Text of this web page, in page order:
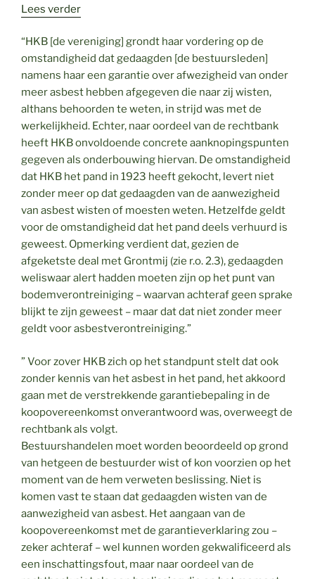
Lees verder:
“HKB [de vereniging] grondt haar vordering op de
omstandigheid dat gedaagden [de bestuursleden]
namens haar een garantie over afwezigheid van onder
meer asbest hebben afgegeven die naar zij wisten,
althans behoorden te weten, in strijd was met de
werkelijkheid. Echter, naar oordeel van de rechtbank
heeft HKB onvoldoende concrete aanknopingspunten
gegeven als onderbouwing hiervan. De omstandigheid
dat HKB het pand in 1923 heeft gekocht, levert niet
zonder meer op dat gedaagden van de aanwezigheid
van asbest wisten of moesten weten. Hetzelfde geldt
voor de omstandigheid dat het pand deels verhuurd is
geweest. Opmerking verdient dat, gezien de
afgeketste deal met Grontmij (zie r.o. 2.3), gedaagden
weliswaar alert hadden moeten zijn op het punt van
bodemverontreiniging – waarvan achteraf geen sprake
blijkt te zijn geweest – maar dat dat niet zonder meer
geldt voor asbestverontreiniging.”
” Voor zover HKB zich op het standpunt stelt dat ook
zonder kennis van het asbest in het pand, het akkoord
gaan met de verstrekkende garantiebepaling in de
koopovereenkomst onverantwoord was, overweegt de
rechtbank als volgt.
Bestuurshandelen moet worden beoordeeld op grond
van hetgeen de bestuurder wist of kon voorzien op het
moment van de hem verweten beslissing. Niet is
komen vast te staan dat gedaagden wisten van de
aanwezigheid van asbest. Het aangaan van de
koopovereenkomst met de garantieverklaring zou –
zeker achteraf – wel kunnen worden gekwalificeerd als
een inschattingsfout, maar naar oordeel van de